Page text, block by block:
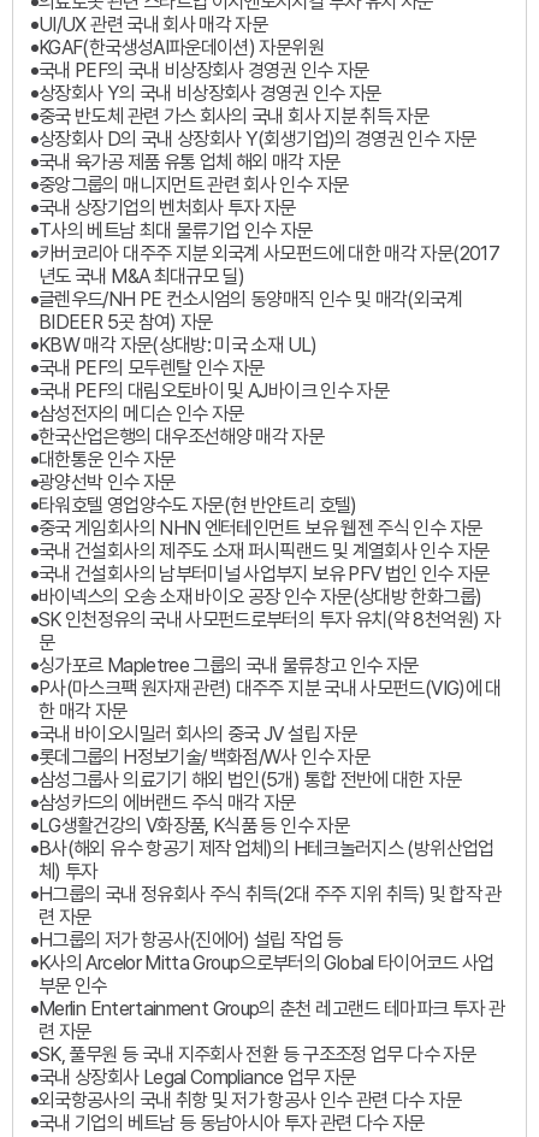
UI/UX 관련 국내 회사 매각 자문
KGAF(한국생성AI파운데이션) 자문위원
국내 PEF의 국내 비상장회사 경영권 인수 자문
상장회사 Y의 국내 비상장회사 경영권 인수 자문
중국 반도체 관련 가스 회사의 국내 회사 지분 취득 자문
상장회사 D의 국내 상장회사 Y(회생기업)의 경영권 인수 자문
국내 육가공 제품 유통 업체 해외 매각 자문
중앙그룹의 매니지먼트 관련 회사 인수 자문
국내 상장기업의 벤처회사 투자 자문
T사의 베트남 최대 물류기업 인수 자문
카버코리아 대주주 지분 외국계 사모펀드에 대한 매각 자문(2017
년도 국내 M&A 최대규모 딜)
글렌우드/NH PE 컨소시엄의 동양매직 인수 및 매각(외국계
BIDEER 5곳 참여) 자문
KBW 매각 자문(상대방: 미국 소재 UL)
국내 PEF의 모두렌탈 인수 자문
국내 PEF의 대림오토바이 및 AJ바이크 인수 자문
삼성전자의 메디슨 인수 자문
한국산업은행의 대우조선해양 매각 자문
대한통운 인수 자문
광양선박 인수 자문
타워호텔 영업양수도 자문(현 반얀트리 호텔)
중국 게임회사의 NHN 엔터테인먼트 보유 웹젠 주식 인수 자문
국내 건설회사의 제주도 소재 퍼시픽랜드 및 계열회사 인수 자문
국내 건설회사의 남부터미널 사업부지 보유 PFV 법인 인수 자문
바이넥스의 오송 소재 바이오 공장 인수 자문(상대방 한화그룹)
SK 인천정유의 국내 사모펀드로부터의 투자 유치(약 8천억원) 자
문
싱가포르 Mapletree 그룹의 국내 물류창고 인수 자문
P사(마스크팩 원자재 관련) 대주주 지분 국내 사모펀드(VIG)에 대
한 매각 자문
국내 바이오시밀러 회사의 중국 JV 설립 자문
롯데그룹의 H정보기술/ 백화점/W사 인수 자문
삼성그룹사 의료기기 해외 법인(5개) 통합 전반에 대한 자문
삼성카드의 에버랜드 주식 매각 자문
LG생활건강의 V화장품, K식품 등 인수 자문
B사(해외 유수 항공기 제작 업체)의 H테크놀러지스 (방위산업업
체) 투자
H그룹의 국내 정유회사 주식 취득(2대 주주 지위 취득) 및 합작 관
련 자문
H그룹의 저가 항공사(진에어) 설립 작업 등
K사의 Arcelor Mitta Group으로부터의 Global 타이어코드 사업
부문 인수
Merlin Entertainment Group의 춘천 레고랜드 테마파크 투자 관
련 자문
SK, 풀무원 등 국내 지주회사 전환 등 구조조정 업무 다수 자문
국내 상장회사 Legal Compliance 업무 자문
외국항공사의 국내 취항 및 저가 항공사 인수 관련 다수 자문
국내 기업의 베트남 등 동남아시아 투자 관련 다수 자문